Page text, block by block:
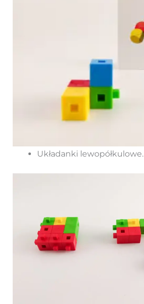
Układanki lewopółkulowe.